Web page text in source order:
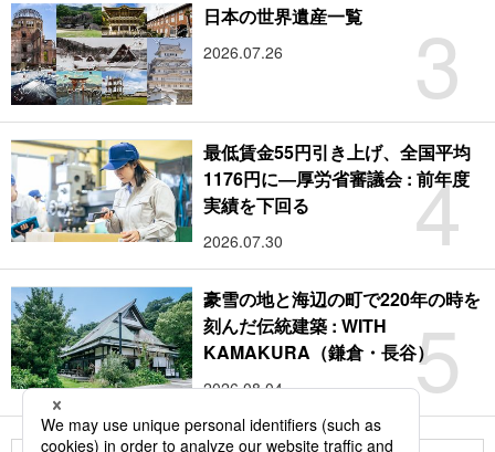
3
日本の世界遺産一覧
2026.07.26
4
最低賃金55円引き上げ、全国平均
1176円に―厚労省審議会 : 前年度
実績を下回る
2026.07.30
5
豪雪の地と海辺の町で220年の時を
刻んだ伝統建築 : WITH
KAMAKURA（鎌倉・長谷）
2026.08.04